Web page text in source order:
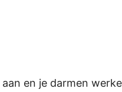
en je darmen